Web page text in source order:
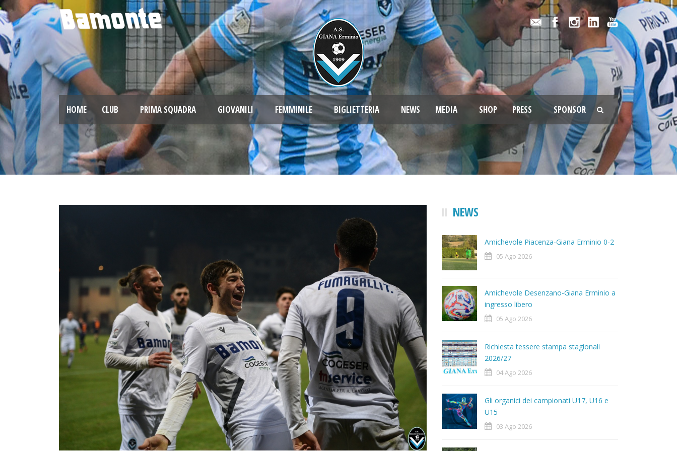
HOME CLUB PRIMA SQUADRA GIOVANILI FEMMINILE BIGLIETTERIA NEWS MEDIA SHOP PRESS SPONSOR
NEWS
Amichevole Piacenza-Giana Erminio 0-2
05 Ago 2026
Amichevole Desenzano-Giana Erminio a
ingresso libero
05 Ago 2026
Richiesta tessere stampa stagionali
2026/27
04 Ago 2026
Gli organici dei campionati U17, U16 e
U15
03 Ago 2026